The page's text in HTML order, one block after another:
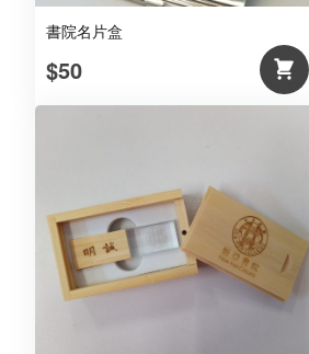
書院名片盒
$50